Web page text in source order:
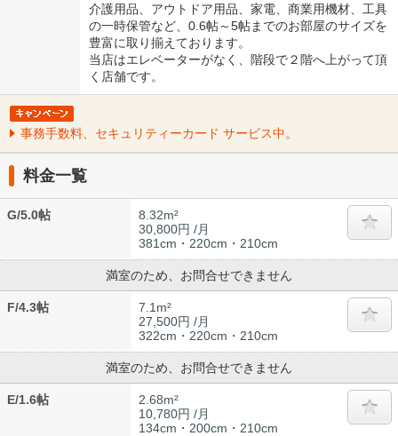
介護用品、アウトドア用品、家電、商業用機材、工具
の一時保管など、0.6帖～5帖までのお部屋のサイズを
豊富に取り揃えております。
当店はエレベーターがなく、階段で２階へ上がって頂
く店舗です。
事務手数料、セキュリティーカード サービス中。
料金一覧
G/5.0帖
8.32m²
30,800円 /月
381cm・220cm・210cm
満室のため、お問合せできません
F/4.3帖
7.1m²
27,500円 /月
322cm・220cm・210cm
満室のため、お問合せできません
E/1.6帖
2.68m²
10,780円 /月
134cm・200cm・210cm